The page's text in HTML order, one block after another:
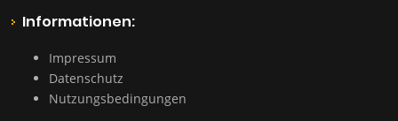
Informationen:
Impressum
Datenschutz
Nutzungsbedingungen